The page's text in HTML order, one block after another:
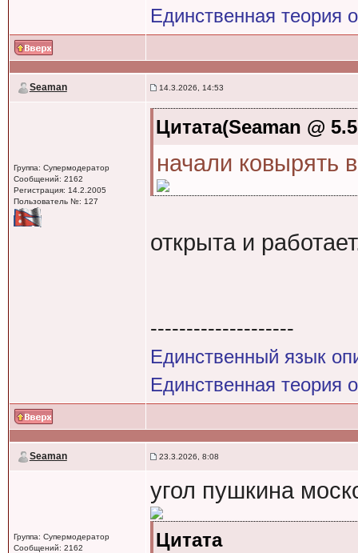
Единственная теория
Seaman 14.3.2026, 14:53
Группа: Супермодератор
Сообщений: 2162
Регистрация: 14.2.2005
Пользователь №: 127
Цитата(Seaman @
начали ковырять
открыта и
--------------------
Единственный язык
Единственная теория
Seaman 23.3.2026, 8:08
Группа: Супермодератор
Сообщений: 2162
угол пушкина
Цитата